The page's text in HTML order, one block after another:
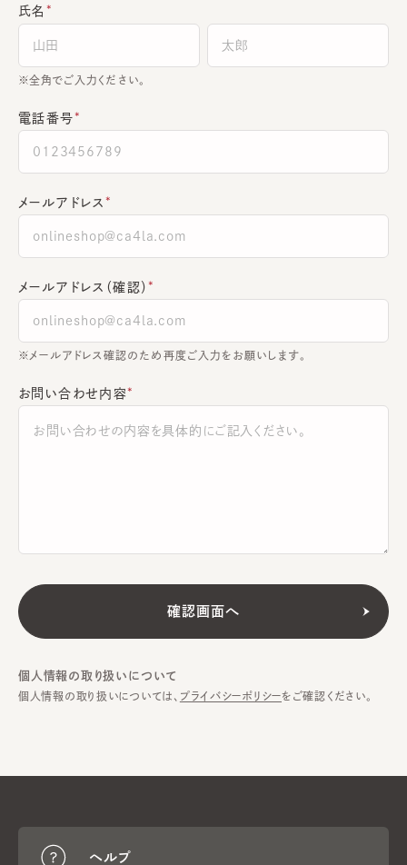
氏名
全角でご入力ください。
電話番号
メールアドレス
メールアドレス（確認）
※メールアドレス確認のため再度ご入力をお願いします。
お問い合わせ内容
個人情報の取り扱いについて
個人情報の取り扱いについては、 プライバシーポリシーをご確認ください。
ヘルプ